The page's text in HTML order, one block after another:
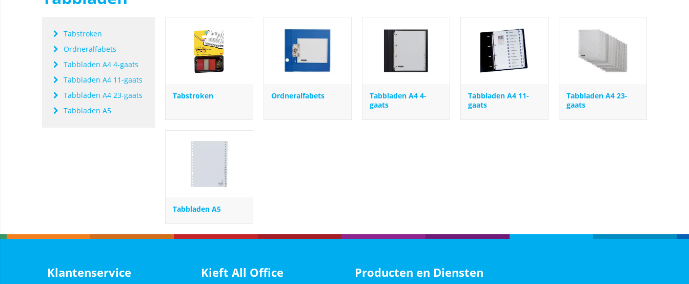
Tabstroken
Ordneralfabets
Tabbladen A4 4-gaats
Tabbladen A4 11-gaats
Tabbladen A4 23-gaats
Tabbladen A5
Tabstroken Ordneralfabets
Tabbladen A4 4-
gaats
Tabbladen A4 11-
gaats
Tabbladen A4 23-
gaats
Tabbladen A5
Klantenservice Kieft All Office Producten en Diensten